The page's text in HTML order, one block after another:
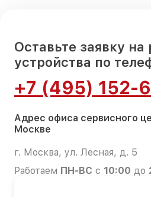
Оставьте заявку
устройства по
+7 (495) 152-
Адрес офиса сервисного
Москве
г. Москва, ул. Лесная, д. 5
Работаем ПН-ВС с 10:00 до